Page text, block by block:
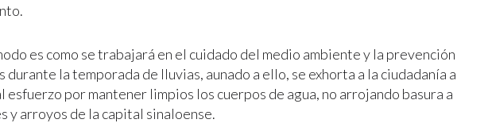
es como se trabajará en el cuidado del medio ambiente y la prevención
durante la temporada de lluvias, aunado a ello, se exhorta a la ciudadanía a
esfuerzo por mantener limpios los cuerpos de agua, no arrojando basura a
y arroyos de la capital sinaloense.